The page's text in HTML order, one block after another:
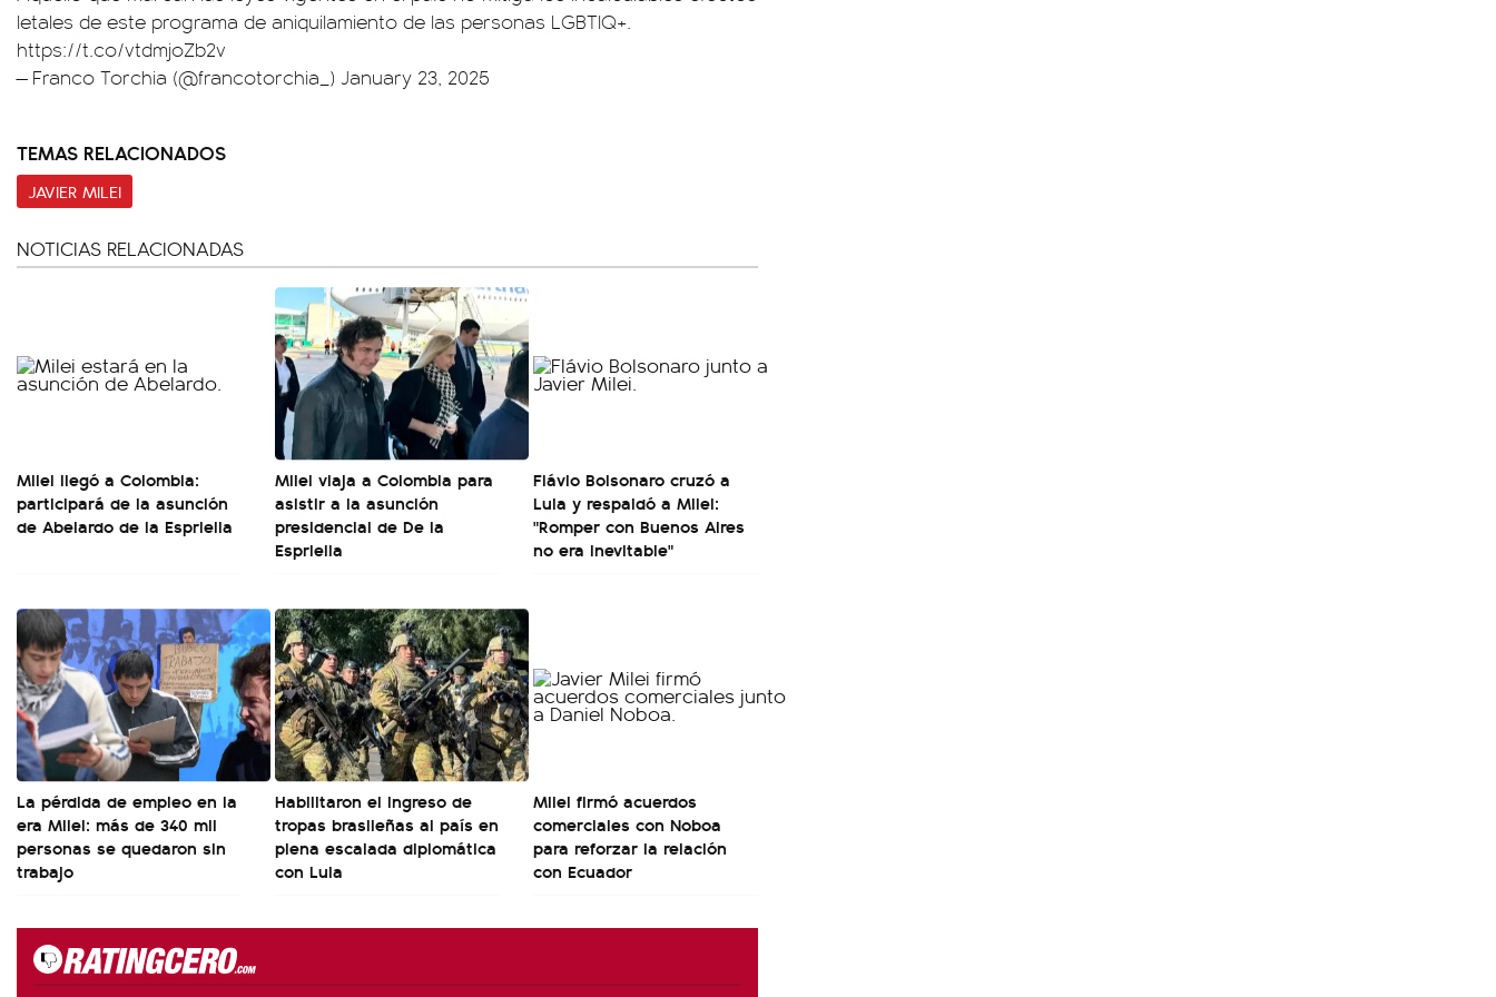
letales de este programa de aniquilamiento de las personas LGBTIQ+.
https://t.co/vtdmjoZb2v
— Franco Torchia (@francotorchia_) January 23, 2025
TEMAS RELACIONADOS
JAVIER MILEI
NOTICIAS RELACIONADAS
Milei llegó a Colombia:
participará de la asunción
de Abelardo de la Espriella
Milei viaja a Colombia para
asistir a la asunción
presidencial de De la
Espriella
Flávio Bolsonaro cruzó a
Lula y respaldó a Milei:
"Romper con Buenos Aires
no era inevitable"
La pérdida de empleo en la
era Milei: más de 340 mil
personas se quedaron sin
trabajo
Habilitaron el ingreso de
tropas brasileñas al país en
plena escalada diplomática
con Lula
Milei firmó acuerdos
comerciales con Noboa
para reforzar la relación
con Ecuador